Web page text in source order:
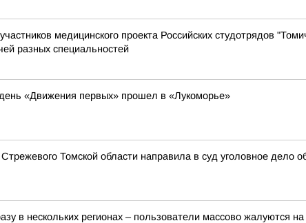
медицинского проекта Российских студотрядов
разных специальностей
«Движения первых» прошел в «Лукоморье»
Стрежевого Томской области направила в суд уголовное дело
в нескольких регионах – пользователи массово жалуются на